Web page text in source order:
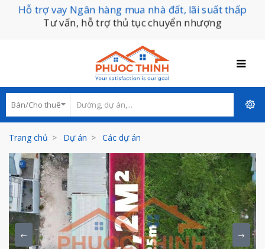
Hỗ trợ vay Ngân hàng mua nhà đất, lãi suất thấp
Tư vấn, hỗ trợ thủ tục chuyển nhượng
Trang chủ Dự án Các dự án